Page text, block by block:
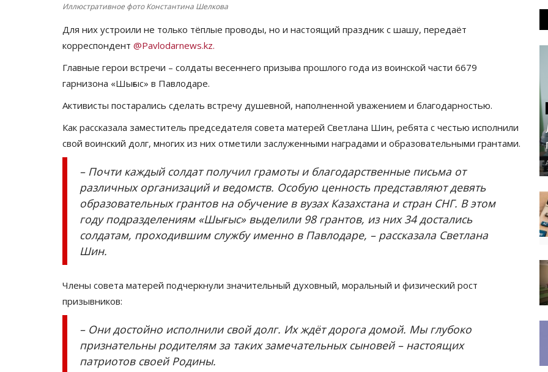
Иллюстративное фото Константина Шелкова
Для них устроили не только тёплые проводы, но и настоящий праздник с шашу, передаёт
корреспондент @Pavlodarnews.kz.
Главные герои встречи – солдаты весеннего призыва прошлого года из воинской части 6679
гарнизона «Шығыс» в Павлодаре.
Активисты постарались сделать встречу душевной, наполненной уважением и благодарностью.
Как рассказала заместитель председателя совета матерей Светлана Шин, ребята с честью исполнили
свой воинский долг, многих из них отметили заслуженными наградами и образовательными грантами.
– Почти каждый солдат получил грамоты и благодарственные письма от
различных организаций и ведомств. Особую ценность представляют девять
образовательных грантов на обучение в вузах Казахстана и стран СНГ. В этом
году подразделениям «Шығыс» выделили 98 грантов, из них 34 достались
солдатам, проходившим службу именно в Павлодаре, – рассказала Светлана
Шин.
Члены совета матерей подчеркнули значительный духовный, моральный и физический рост
призывников:
– Они достойно исполнили свой долг. Их ждёт дорога домой. Мы глубоко
признательны родителям за таких замечательных сыновей – настоящих
патриотов своей Родины.